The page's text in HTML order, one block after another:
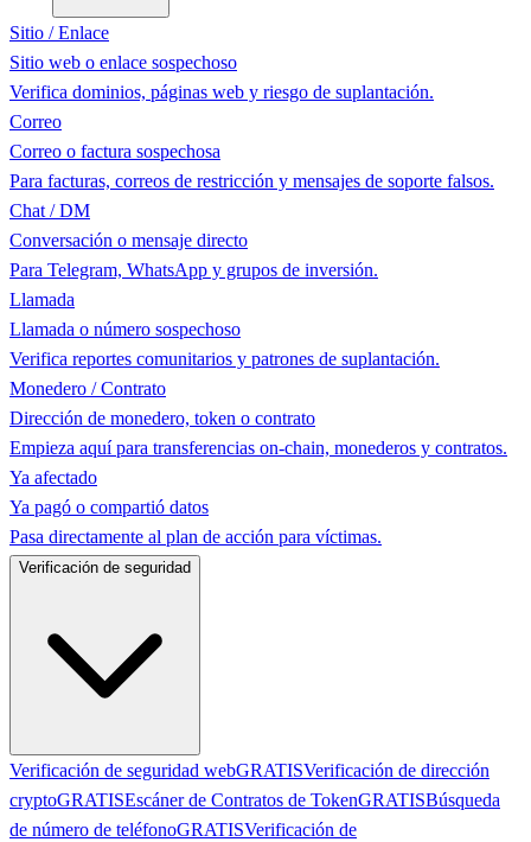
Sitio / Enlace
Sitio web o enlace sospechoso
Verifica dominios, páginas web y riesgo de suplantación.
Correo
Correo o factura sospechosa
Para facturas, correos de restricción y mensajes de soporte falsos.
Chat / DM
Conversación o mensaje directo
Para Telegram, WhatsApp y grupos de inversión.
Llamada
Llamada o número sospechoso
Verifica reportes comunitarios y patrones de suplantación.
Monedero / Contrato
Dirección de monedero, token o contrato
Empieza aquí para transferencias on-chain, monederos y contratos.
Ya afectado
Ya pagó o compartió datos
Pasa directamente al plan de acción para víctimas.
Verificación de seguridad
Verificación de seguridad webGRATISVerificación de dirección
cryptoGRATISEscáner de Contratos de TokenGRATISBúsqueda
de número de teléfonoGRATISVerificación de